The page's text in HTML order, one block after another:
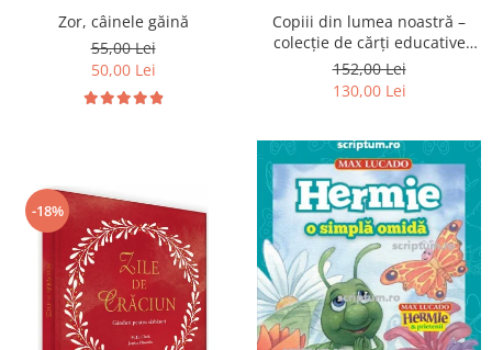
Zor, câinele găină
55,00 Lei
50,00 Lei
Copiii din lumea noastră –
colecție de cărți educative
pentru copii
152,00 Lei
130,00 Lei
-18%